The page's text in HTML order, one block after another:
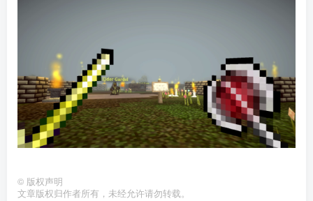
© 版权声明
文章版权归作者所有，未经允许请勿转载。